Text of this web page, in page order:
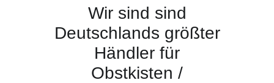
Wir sind sind
Deutschlands größter
Händler für
Obstkisten /